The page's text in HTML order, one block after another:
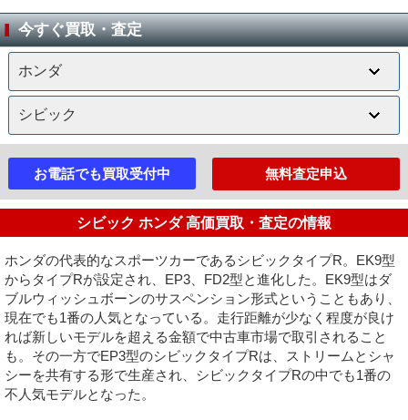
今すぐ買取・査定
お電話でも買取受付中 無料査定申込
シビック ホンダ 高価買取・査定の情報
ホンダの代表的なスポーツカーであるシビックタイプR。EK9型
からタイプRが設定され、EP3、FD2型と進化した。EK9型はダ
ブルウィッシュボーンのサスペンション形式ということもあり、
現在でも1番の人気となっている。走行距離が少なく程度が良け
れば新しいモデルを超える金額で中古車市場で取引されること
も。その一方でEP3型のシビックタイプRは、ストリームとシャ
シーを共有する形で生産され、シビックタイプRの中でも1番の
不人気モデルとなった。